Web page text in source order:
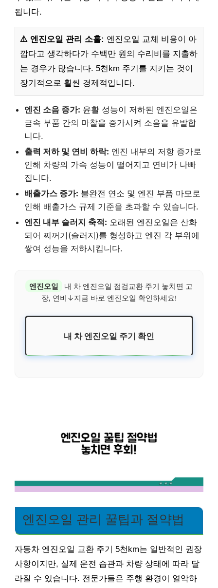
됩니다.
⚠️ 엔진오일 관리 소홀: 엔진오일 교체 비용이 아
깝다고 생각하다가 수백만 원의 수리비를 지출하
는 경우가 많습니다. 5천km 주기를 지키는 것이
장기적으로 훨씬 경제적입니다.
엔진 소음 증가: 윤활 성능이 저하된 엔진오일은
금속 부품 간의 마찰을 증가시켜 소음을 유발합
니다.
출력 저하 및 연비 하락: 엔진 내부의 저항 증가로
인해 차량의 가속 성능이 떨어지고 연비가 나빠
집니다.
배출가스 증가: 불완전 연소 및 엔진 부품 마모로
인해 배출가스 규제 기준을 초과할 수 있습니다.
엔진 내부 슬러지 축적: 오래된 엔진오일은 산화
되어 찌꺼기(슬러지)를 형성하고 엔진 각 부위에
쌓여 성능을 저하시킵니다.
엔진오일
내 차 엔진오일 점검교환 주기 놓치면 고
장, 연비↓지금 바로 엔진오일 확인하세요!
내 차 엔진오일 주기 확인
엔진오일 관리 꿀팁과 절약법
자동차 엔진오일 교환 주기 5천km는 일반적인 권장
사항이지만, 실제 운전 습관과 차량 상태에 따라 달
라질 수 있습니다. 전문가들은 주행 환경이 열악하